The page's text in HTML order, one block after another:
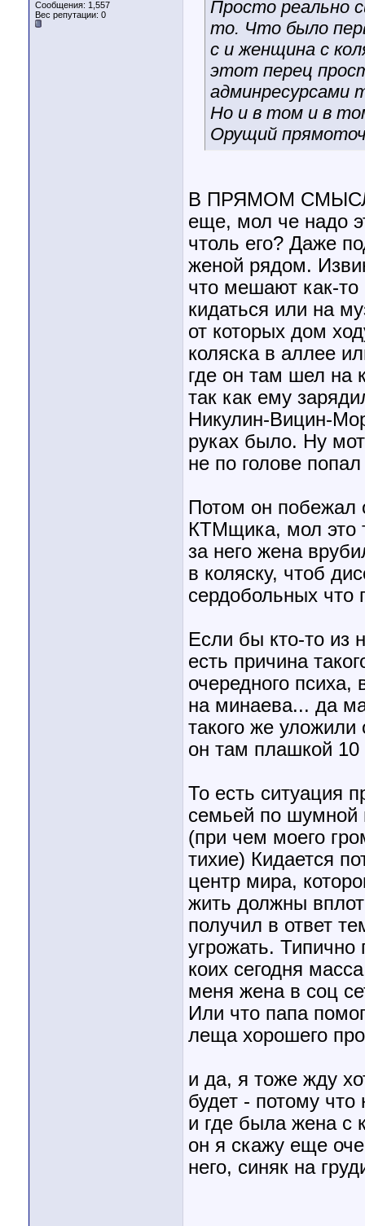
Сообщения: 1,557
Вес репутации: 0
Просто реально
то. Что было
с и женщина с
этот перец
админресурсами
Но и в том и в
Орущий
В ПРЯМОМ
еще, мол че надо
чтоль его? Даже
женой рядом.
что мешают как-
кидаться или на
от которых дом
коляска в аллее
где он там шел на
так как ему
Никулин-Вицин-
руках было. Ну
не по голове
Потом он побежал
КТМщика, мол это
за него жена
в коляску, чтоб
сердобольных что
Если бы кто-то из
есть причина
очередного психа,
на минаева... да
такого же
он там плашкой 10
То есть ситуация
семьей по шумной
(при чем моего
тихие) Кидается
центр мира,
жить должны
получил в ответ
угрожать.
коих сегодня
меня жена в соц
Или что папа
леща хорошего
и да, я тоже жду
будет - потому
и где была жена с
он я скажу еще
него, синяк на